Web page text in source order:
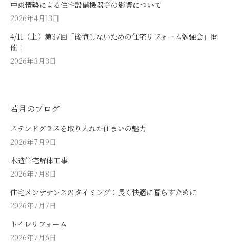
中東情勢による住宅設備機器等の影響について
2026年4月13日
4/11（土）第37回「後悔しないための住宅リフォーム勉強会」開
催！
2026年3月3日
若月のブログ
ステンドグラスを取り入れた住まいの魅力
2026年7月9日
木造住宅解体工事
2026年7月8日
住宅メンテナンスのタイミング：長く快適に暮らすために
2026年7月7日
トイレリフォーム
2026年7月6日